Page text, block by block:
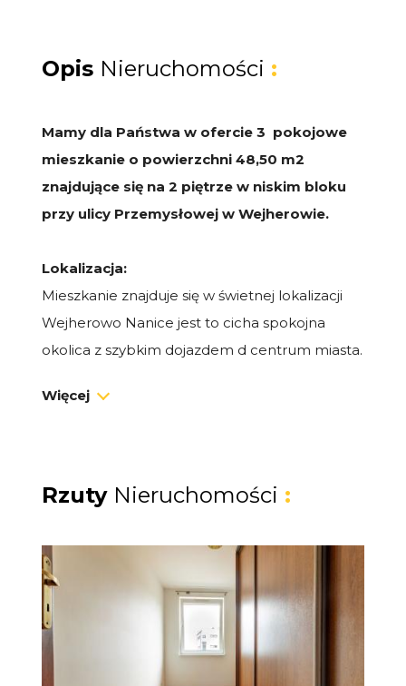
Opis Nieruchomości :
Mamy dla Państwa w ofercie 3 pokojowe
mieszkanie o powierzchni 48,50 m2
znajdujące się na 2 piętrze w niskim bloku
przy ulicy Przemysłowej w Wejherowie.
Lokalizacja:
Mieszkanie znajduje się w świetnej lokalizacji
Wejherowo Nanice jest to cicha spokojna
okolica z szybkim dojazdem d centrum miasta.
* szkoły i przedszkola
* tereny zielone oraz ścieżki rowerowe
* Przestronny salon z aneksem kuchennym
i wyjściem na balkon
* Dwie niezależne sypialnie
* Łazienka z prysznicem
* Duży przedpokój
Więcej
Rzuty Nieruchomości :